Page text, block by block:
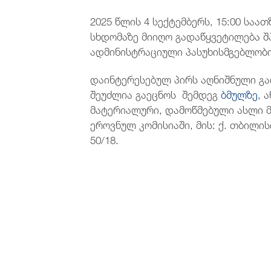
2025 წლის 4 სექტემბერს, 15:00
სხდომაზემიიღო გადაწყვეტილება
ადმინისტრაციული
დაინტერესებულ პირსაღნიშნული
შეუძლია გაეცნოს შემდეგბმულზე,
მატერიალური, დამოწმებული ასლი
ეროვნულ კომისიაში, მის: ქ.
50/18.